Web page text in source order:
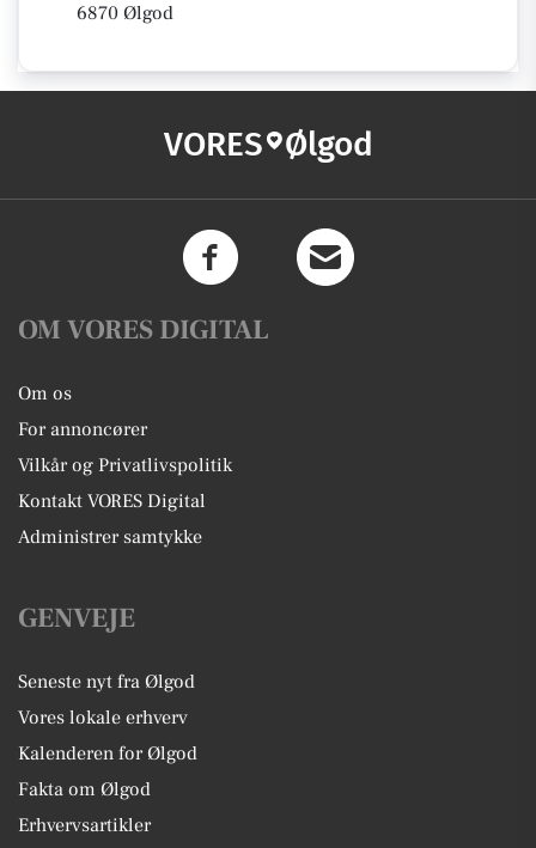
6870 Ølgod
VORES Ølgod
OM VORES DIGITAL
Om os
For annoncører
Vilkår og Privatlivspolitik
Kontakt VORES Digital
Administrer samtykke
GENVEJE
Seneste nyt fra Ølgod
Vores lokale erhverv
Kalenderen for Ølgod
Fakta om Ølgod
Erhvervsartikler